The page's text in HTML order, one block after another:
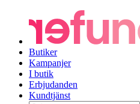
Butiker
Kampanjer
I butik
Erbjudanden
Kundtjänst